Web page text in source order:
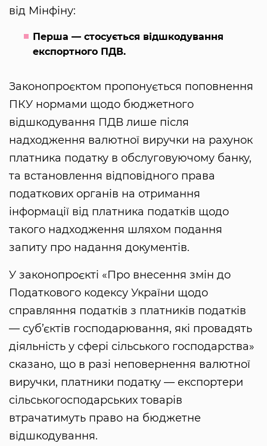
від Мінфіну:
Перша — стосується відшкодування
експортного ПДВ.
Законопроєктом пропонується поповнення
ПКУ нормами щодо бюджетного
відшкодування ПДВ лише після
надходження валютної виручки на рахунок
платника податку в обслуговуючому банку,
та встановлення відповідного права
податкових органів на отримання
інформації від платника податків щодо
такого надходження шляхом подання
запиту про надання документів.
У законопроєкті «Про внесення змін до
Податкового кодексу України щодо
справляння податків з платників податків
— суб’єктів господарювання, які провадять
діяльність у сфері сільського господарства»
сказано, що в разі неповернення валютної
виручки, платники податку — експортери
сільськогосподарських товарів
втрачатимуть право на бюджетне
відшкодування.